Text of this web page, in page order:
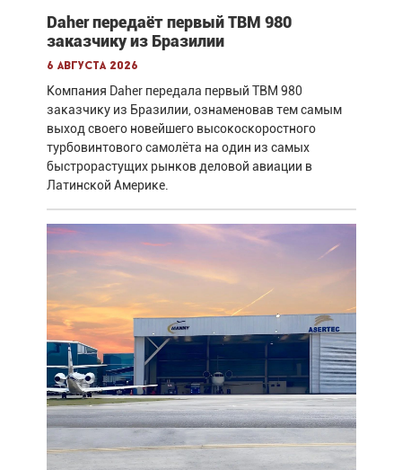
Daher передаёт первый TBM 980
заказчику из Бразилии
6 августа 2026
Компания Daher передала первый TBM 980
заказчику из Бразилии, ознаменовав тем самым
выход своего новейшего высокоскоростного
турбовинтового самолёта на один из самых
быстрорастущих рынков деловой авиации в
Латинской Америке.